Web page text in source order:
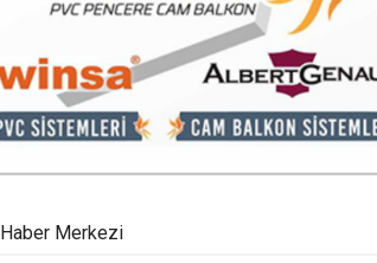
Haber Merkezi